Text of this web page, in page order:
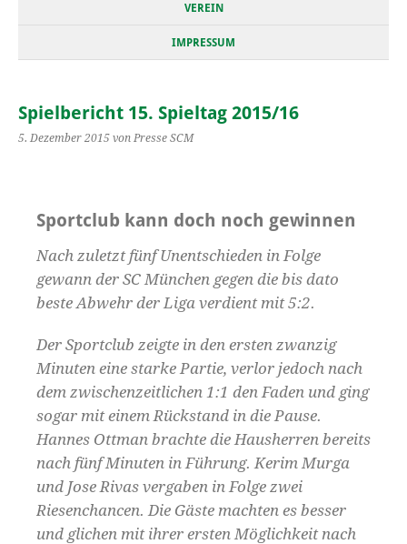
VEREIN
IMPRESSUM
Spielbericht 15. Spieltag 2015/16
5. Dezember 2015 von Presse SCM
Sportclub kann doch noch gewinnen
Nach zuletzt fünf Unentschieden in Folge
gewann der SC München gegen die bis dato
beste Abwehr der Liga verdient mit 5:2.
Der Sportclub zeigte in den ersten zwanzig
Minuten eine starke Partie, verlor jedoch nach
dem zwischenzeitlichen 1:1 den Faden und ging
sogar mit einem Rückstand in die Pause.
Hannes Ottman brachte die Hausherren bereits
nach fünf Minuten in Führung. Kerim Murga
und Jose Rivas vergaben in Folge zwei
Riesenchancen. Die Gäste machten es besser
und glichen mit ihrer ersten Möglichkeit nach